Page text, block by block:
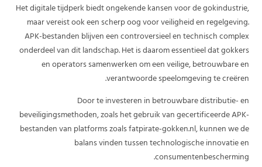
Het digitale tijdperk biedt ongekende kansen voor de gokindustrie,
maar vereist ook een scherp oog voor veiligheid en regelgeving.
APK-bestanden blijven een controversieel en technisch complex
onderdeel van dit landschap. Het is daarom essentieel dat gokkers
en operators samenwerken om een veilige, betrouwbare en
verantwoorde speelomgeving te creëren.
Door te investeren in betrouwbare distributie- en
beveiligingsmethoden, zoals het gebruik van gecertificeerde APK-
bestanden van platforms zoals fatpirate-gokken.nl, kunnen we de
balans vinden tussen technologische innovatie en
consumentenbescherming.